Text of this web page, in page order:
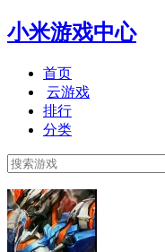
小米游戏中心
首页
云游戏
排行
分类